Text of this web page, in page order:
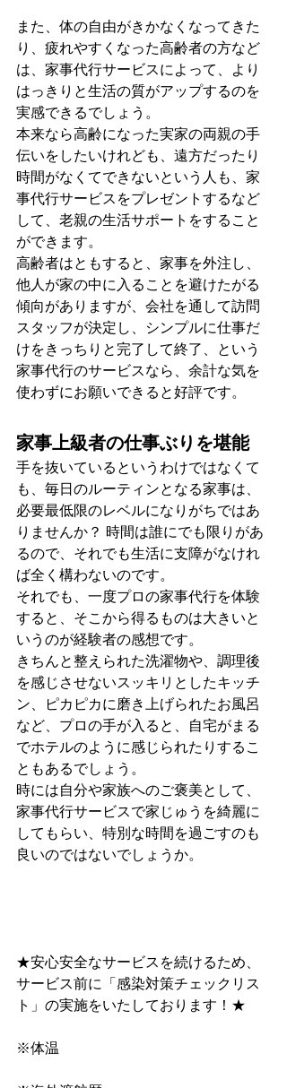
また、体の自由がきかなくなってきた
り、疲れやすくなった高齢者の方など
は、家事代行サービスによって、より
はっきりと生活の質がアップするのを
実感できるでしょう。
本来なら高齢になった実家の両親の手
伝いをしたいけれども、遠方だったり
時間がなくてできないという人も、家
事代行サービスをプレゼントするなど
して、老親の生活サポートをすること
ができます。
高齢者はともすると、家事を外注し、
他人が家の中に入ることを避けたがる
傾向がありますが、会社を通して訪問
スタッフが決定し、シンプルに仕事だ
けをきっちりと完了して終了、という
家事代行のサービスなら、余計な気を
使わずにお願いできると好評です。
家事上級者の仕事ぶりを堪能
手を抜いているというわけではなくて
も、毎日のルーティンとなる家事は、
必要最低限のレベルになりがちではあ
りませんか？ 時間は誰にでも限りがあ
るので、それでも生活に支障がなけれ
ば全く構わないのです。
それでも、一度プロの家事代行を体験
すると、そこから得るものは大きいと
いうのが経験者の感想です。
きちんと整えられた洗濯物や、調理後
を感じさせないスッキリとしたキッチ
ン、ピカピカに磨き上げられたお風呂
など、プロの手が入ると、自宅がまる
でホテルのように感じられたりするこ
ともあるでしょう。
時には自分や家族へのご褒美として、
家事代行サービスで家じゅうを綺麗に
してもらい、特別な時間を過ごすのも
良いのではないでしょうか。
★安心安全なサービスを続けるため、
サービス前に﻿「感染対策チェックリス
ト」﻿の実施をいたしております！★
※体温